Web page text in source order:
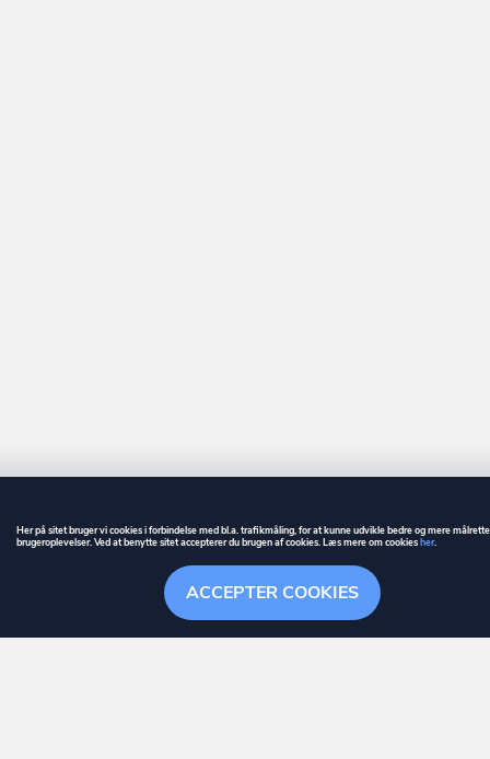
Søgehistorik Menu
GUIDE BETINGELSER
er et registreret varemærke tilhørende ownr ApS – CVR nr.: 36 40 88
ACCEPTER COOKIES
Her på sitet bruger vi cookies i forbindelse med bl.a. trafikmåling, for at kunne udvikle bedre og mere
brugeroplevelser. Ved at benytte sitet accepterer du brugen af cookies. Læs mere om cookiesher.